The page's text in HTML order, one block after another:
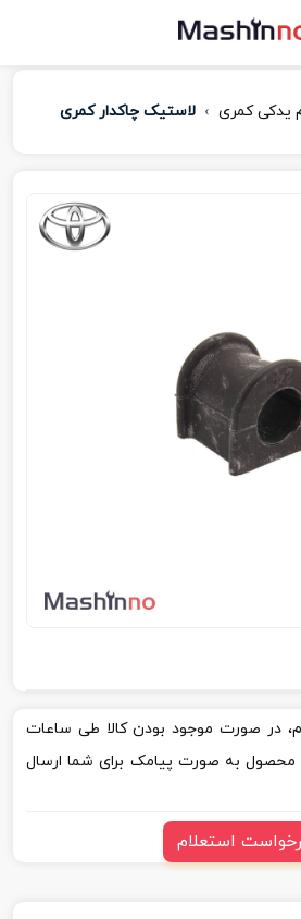
یدکی کمری لاستیک چاکدار کمری
در صورت موجود بودن کالا طی ساعات
به صورت پیامک برای شما ارسال
استعلام